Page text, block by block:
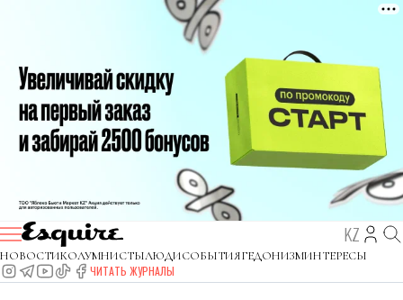
KZ
НОВОСТИКОЛУМНИСТЫЛЮДИСОБЫТИЯГЕДОНИЗМИНТЕРЕСЫ
ЧИТАТЬ ЖУРНАЛЫ